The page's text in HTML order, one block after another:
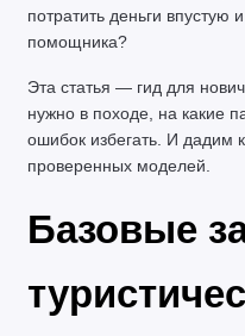
потратить деньги впустую
помощника?
Эта статья — гид для
нужно в походе, на какие
ошибок избегать. И дадим
проверенных моделей.
Базовые